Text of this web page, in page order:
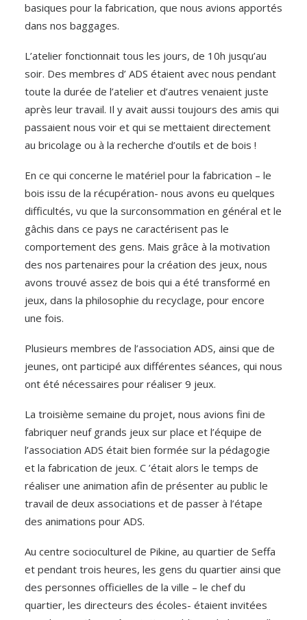
basiques pour la fabrication, que nous avions apportés
dans nos baggages.
L’atelier fonctionnait tous les jours, de 10h jusqu’au
soir. Des membres d’ ADS étaient avec nous pendant
toute la durée de l’atelier et d’autres venaient juste
après leur travail. Il y avait aussi toujours des amis qui
passaient nous voir et qui se mettaient directement
au bricolage ou à la recherche d’outils et de bois !
En ce qui concerne le matériel pour la fabrication – le
bois issu de la récupération- nous avons eu quelques
difficultés, vu que la surconsommation en général et le
gâchis dans ce pays ne caractérisent pas le
comportement des gens. Mais grâce à la motivation
des nos partenaires pour la création des jeux, nous
avons trouvé assez de bois qui a été transformé en
jeux, dans la philosophie du recyclage, pour encore
une fois.
Plusieurs membres de l’association ADS, ainsi que de
jeunes, ont participé aux différentes séances, qui nous
ont été nécessaires pour réaliser 9 jeux.
La troisième semaine du projet, nous avions fini de
fabriquer neuf grands jeux sur place et l’équipe de
l’association ADS était bien formée sur la pédagogie
et la fabrication de jeux. C ’était alors le temps de
réaliser une animation afin de présenter au public le
travail de deux associations et de passer à l’étape
des animations pour ADS.
Au centre socioculturel de Pikine, au quartier de Seffa
et pendant trois heures, les gens du quartier ainsi que
des personnes officielles de la ville – le chef du
quartier, les directeurs des écoles- étaient invitées